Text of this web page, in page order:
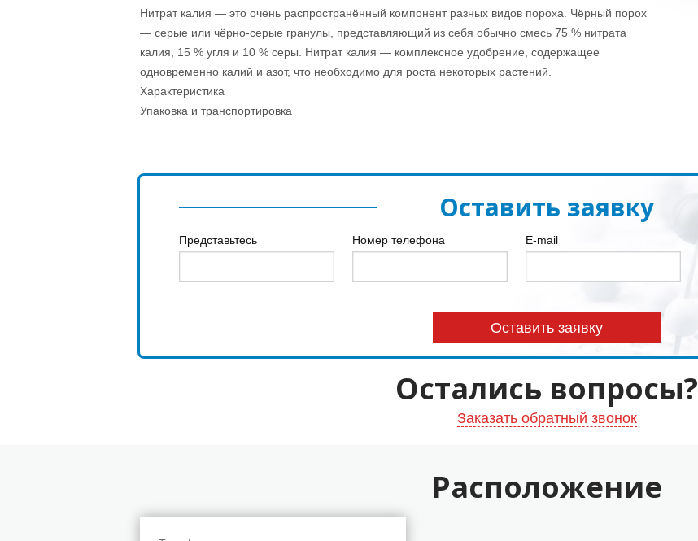
Нитрат калия — это очень распространённый компонент разных видов пороха. Чёрный порох
— серые или чёрно-серые гранулы, представляющий из себя обычно смесь 75 % нитрата
калия, 15 % угля и 10 % серы. Нитрат калия — комплексное удобрение, содержащее
одновременно калий и азот, что необходимо для роста некоторых растений.
Характеристика
Упаковка и транспортировка
Оставить заявку
Представьтесь Номер телефона E-mail
Остались вопросы?
Заказать обратный звонок
Расположение